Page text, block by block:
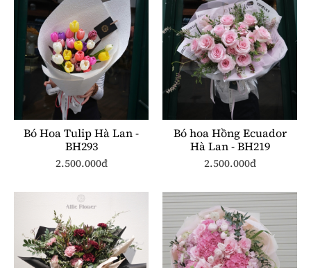
Bó Hoa Tulip Hà Lan -
BH293
2.500.000đ
Bó hoa Hồng Ecuador
Hà Lan - BH219
2.500.000đ